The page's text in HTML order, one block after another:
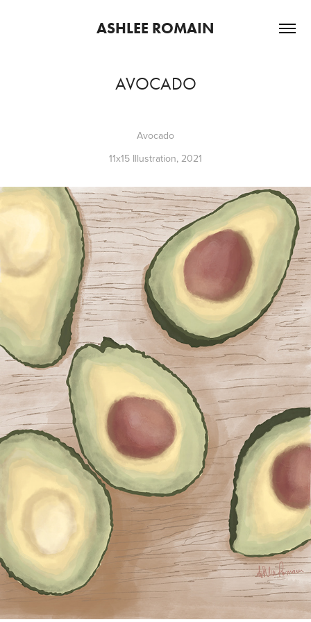
ASHLEE ROMAIN
AVOCADO
Avocado
11x15 Illustration, 2021